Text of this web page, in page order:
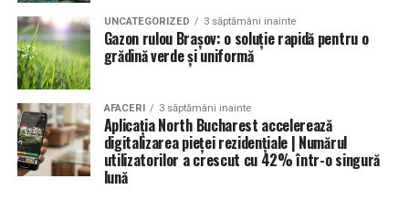
UNCATEGORIZED 3 săptămâni inainte
Gazon rulou Brașov: o soluție rapidă pentru o
grădină verde și uniformă
AFACERI 3 săptămâni inainte
Aplicația North Bucharest accelerează
digitalizarea pieței rezidențiale | Numărul
utilizatorilor a crescut cu 42% într-o singură
lună